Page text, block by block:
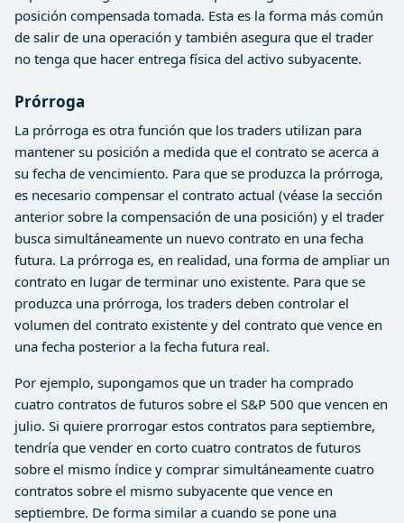
posición compensada tomada. Esta es la forma más común
de salir de una operación y también asegura que el trader
no tenga que hacer entrega física del activo subyacente.
Prórroga
La prórroga es otra función que los traders utilizan para
mantener su posición a medida que el contrato se acerca a
su fecha de vencimiento. Para que se produzca la prórroga,
es necesario compensar el contrato actual (véase la sección
anterior sobre la compensación de una posición) y el trader
busca simultáneamente un nuevo contrato en una fecha
futura. La prórroga es, en realidad, una forma de ampliar un
contrato en lugar de terminar uno existente. Para que se
produzca una prórroga, los traders deben controlar el
volumen del contrato existente y del contrato que vence en
una fecha posterior a la fecha futura real.
Por ejemplo, supongamos que un trader ha comprado
cuatro contratos de futuros sobre el S&P 500 que vencen en
julio. Si quiere prorrogar estos contratos para septiembre,
tendría que vender en corto cuatro contratos de futuros
sobre el mismo índice y comprar simultáneamente cuatro
contratos sobre el mismo subyacente que vence en
septiembre. De forma similar a cuando se pone una